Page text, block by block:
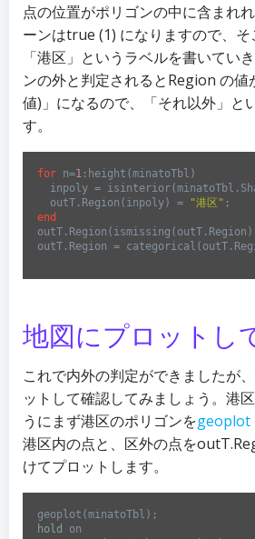
点の位置がポリゴンの中に含まれ
ーンはtrue (1) になりますので、
「港区」というラベルを書いてい
ンの外と判定されるとRegion の
値)」になるので、「それ以外」と
す。
for n=1 :height(minatoTbl)
inpoly =
  outT.Region(inpoly) =
"港区"
end
outT.Region =
地図にプロットし
これで内外の判定ができましたが
ットして確認してみましょう。港
うにまず港区のポリゴンをgeoplot
港区内の点と、区外の点を
けてプロットします。
hold
on